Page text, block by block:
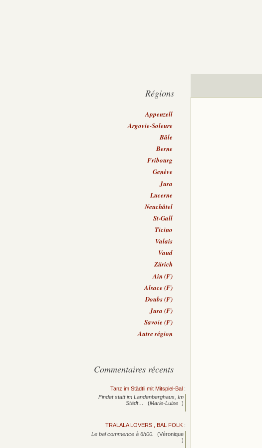
Régions
Appenzell
Argovie-Soleure
Bâle
Berne
Fribourg
Genève
Jura
Lucerne
Neuchâtel
St-Gall
Ticino
Valais
Vaud
Zürich
Ain (F)
Alsace (F)
Doubs (F)
Jura (F)
Savoie (F)
Autre région
Commentaires récents
Tanz im Städtli mit Mitspiel-Bal :
Findet statt im Landenberghaus, Im
Städt…
(Marie-Luise )
TRALALA LOVERS , BAL FOLK :
Le bal commence à 6h00.
(Véronique
)